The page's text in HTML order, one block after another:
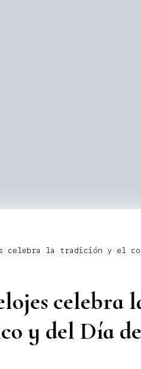
celebra la tradición y el
celebra
y del Día de